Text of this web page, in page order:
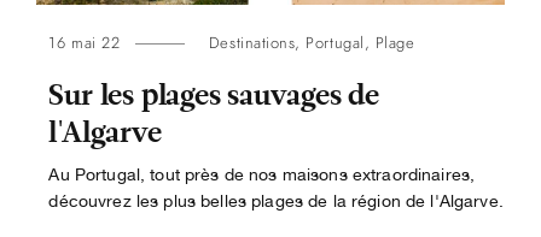
16 mai 22 Destinations, Portugal, Plage
Sur les plages sauvages de
l'Algarve
Au Portugal, tout près de nos maisons extraordinaires,
découvrez les plus belles plages de la région de l'Algarve.